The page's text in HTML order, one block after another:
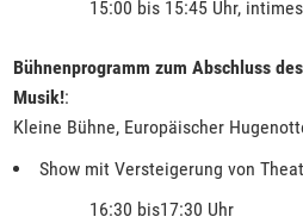
15:00 bis 15:45 Uhr, intimes
Bühnenprogramm zum Abschluss
Musik!:
Kleine Bühne, Europäischer
Show mit Versteigerung von
16:30 bis17:30 Uhr